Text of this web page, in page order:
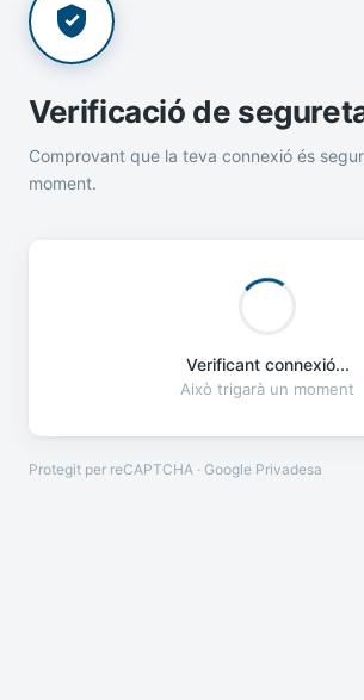
Verificació de
Comprovant que la teva connexió és
moment.
Verificant connexió...
Això trigarà un moment
Protegit per reCAPTCHA · Google Privadesa